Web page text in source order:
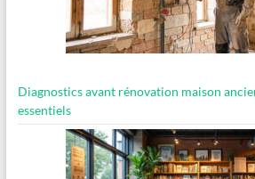
Diagnostics avant rénovation maison
essentiels